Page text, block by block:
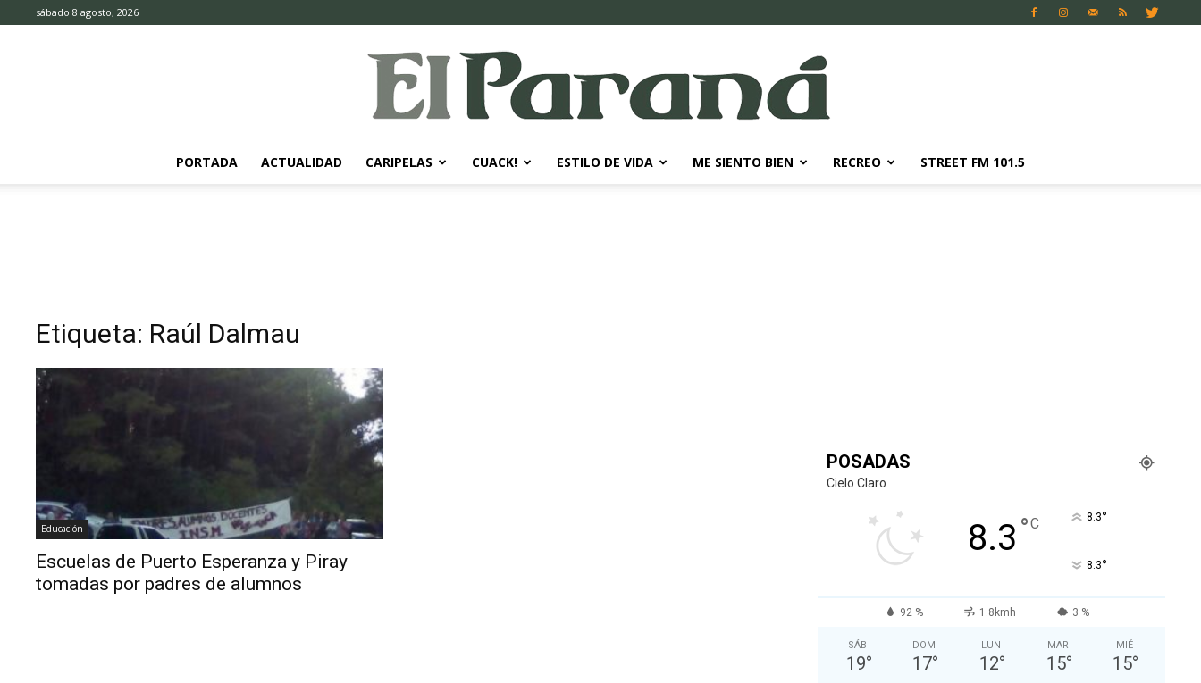
sábado 8 agosto, 2026
PORTADA ACTUALIDAD CARIPELAS CUACK! ESTILO DE VIDA ME SIENTO BIEN RECREO STREET FM 101.5
Etiqueta: Raúl Dalmau
Educación
Escuelas de Puerto Esperanza y Piray
tomadas por padres de alumnos
POSADAS
Cielo Claro
8.3 °C 8.3°
8.3°
92 % 1.8kmh 3 %
SÁB
19°
DOM
17°
LUN
12°
MAR
15°
MIÉ
15°